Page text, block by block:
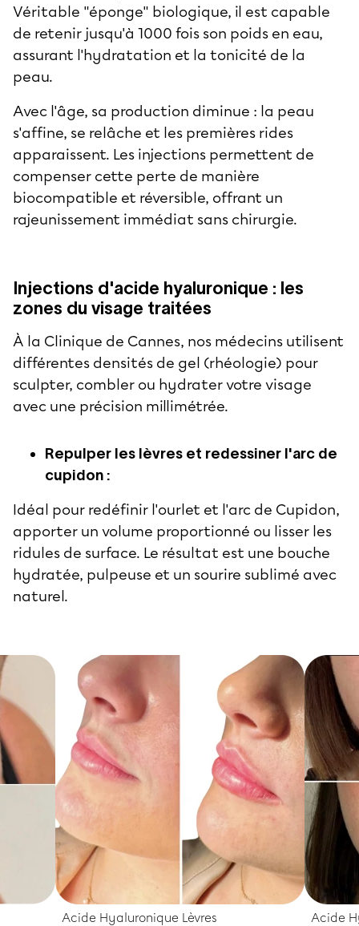
Véritable "éponge" biologique, il est capable
de retenir jusqu'à 1000 fois son poids en eau,
assurant l'hydratation et la tonicité de la
peau.
Avec l'âge, sa production diminue : la peau
s'affine, se relâche et les premières rides
apparaissent. Les injections permettent de
compenser cette perte de manière
biocompatible et réversible, offrant un
rajeunissement immédiat sans chirurgie.
Injections d'acide hyaluronique : les
zones du visage traitées
À la Clinique de Cannes, nos médecins utilisent
différentes densités de gel (rhéologie) pour
sculpter, combler ou hydrater votre visage
avec une précision millimétrée.
Repulper les lèvres et redessiner l'arc de
cupidon :
Idéal pour redéfinir l'ourlet et l'arc de Cupidon,
apporter un volume proportionné ou lisser les
ridules de surface. Le résultat est une bouche
hydratée, pulpeuse et un sourire sublimé avec
naturel.
Acide Hyaluronique Lèvres Acide